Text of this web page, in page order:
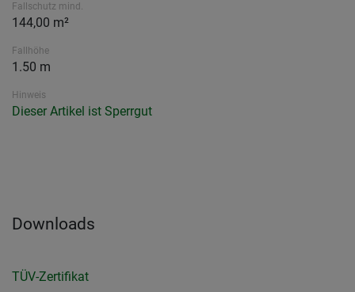
Fallschutz mind.
144,00 m²
Fallhöhe
1.50 m
Hinweis
Dieser Artikel ist Sperrgut
Downloads
TÜV-Zertifikat